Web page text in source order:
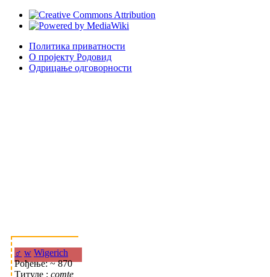
♂ w Wigerich
Рођење: ~ 870
Титуле : comte
Политика приватности
О пројекту Родовид
Одрицање одговорности